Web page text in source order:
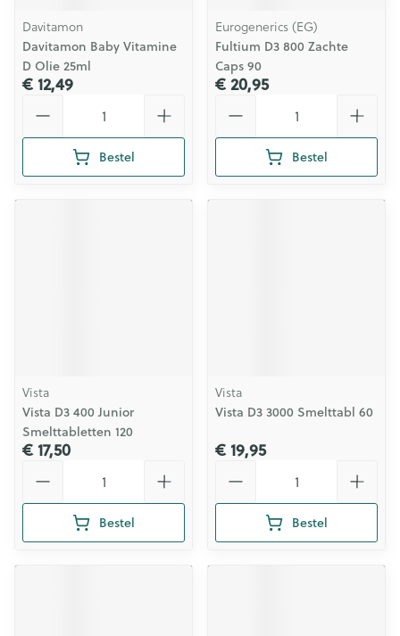
Davitamon
Davitamon Baby Vitamine
D Olie 25ml
€ 12,49
Bestel
Eurogenerics (EG)
Fultium D3 800 Zachte
Caps 90
€ 20,95
Bestel
Vista
Vista D3 400 Junior
Smelttabletten 120
€ 17,50
Bestel
Vista
Vista D3 3000 Smelttabl 60
€ 19,95
Bestel